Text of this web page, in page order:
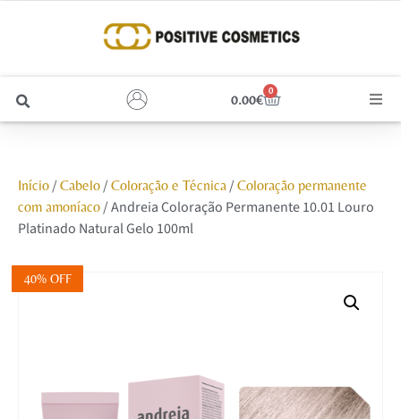
0.00€
0
Unhas
Homem
Rosto
Início/ Cabelo/ Coloração e Técnica/ Coloração permanente
com amoníaco/ Andreia Coloração Permanente 10.01 Louro
Platinado Natural Gelo 100ml
40% OFF